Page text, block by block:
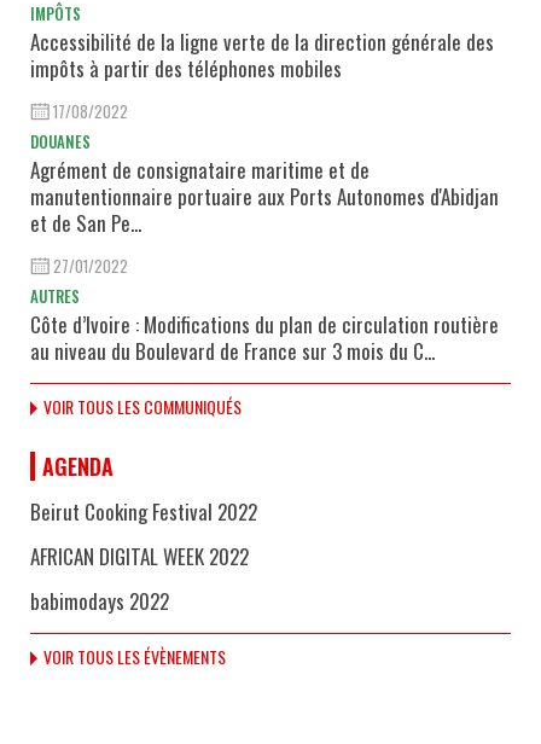
IMPÔTS
Accessibilité de la ligne verte de la direction générale des
impôts à partir des téléphones mobiles
17/08/2022
DOUANES
Agrément de consignataire maritime et de
manutentionnaire portuaire aux Ports Autonomes d'Abidjan
et de San Pe...
27/01/2022
AUTRES
Côte d’Ivoire : Modifications du plan de circulation routière
au niveau du Boulevard de France sur 3 mois du C...
VOIR TOUS LES COMMUNIQUÉS
AGENDA
Beirut Cooking Festival 2022
AFRICAN DIGITAL WEEK 2022
babimodays 2022
VOIR TOUS LES ÉVÈNEMENTS